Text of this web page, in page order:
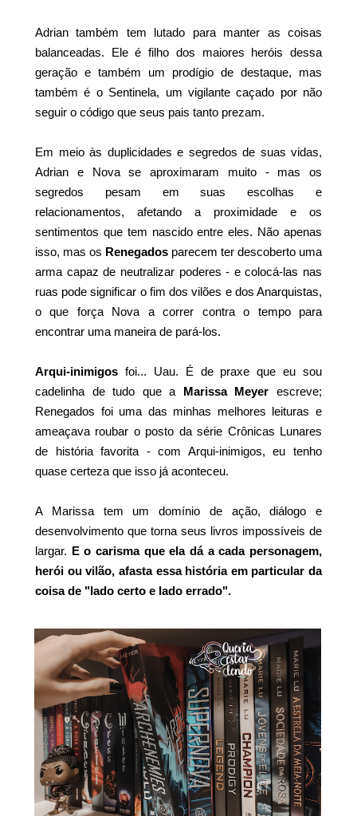
Adrian também tem lutado para manter as coisas
balanceadas. Ele é filho dos maiores heróis dessa
geração e também um prodígio de destaque, mas
também é o Sentinela, um vigilante caçado por não
seguir o código que seus pais tanto prezam.
Em meio às duplicidades e segredos de suas vidas,
Adrian e Nova se aproximaram muito - mas os
segredos pesam em suas escolhas e
relacionamentos, afetando a proximidade e os
sentimentos que tem nascido entre eles. Não apenas
isso, mas os Renegados parecem ter descoberto uma
arma capaz de neutralizar poderes - e colocá-las nas
ruas pode significar o fim dos vilões e dos Anarquistas,
o que força Nova a correr contra o tempo para
encontrar uma maneira de pará-los.
Arqui-inimigos foi... Uau. É de praxe que eu sou
cadelinha de tudo que a Marissa Meyer escreve;
Renegados foi uma das minhas melhores leituras e
ameaçava roubar o posto da série Crônicas Lunares
de história favorita - com Arqui-inimigos, eu tenho
quase certeza que isso já aconteceu.
A Marissa tem um domínio de ação, diálogo e
desenvolvimento que torna seus livros impossíveis de
largar. E o carisma que ela dá a cada personagem,
herói ou vilão, afasta essa história em particular da
coisa de "lado certo e lado errado".